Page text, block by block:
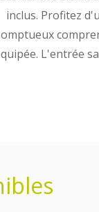
inclus. Profitez
L'entrée